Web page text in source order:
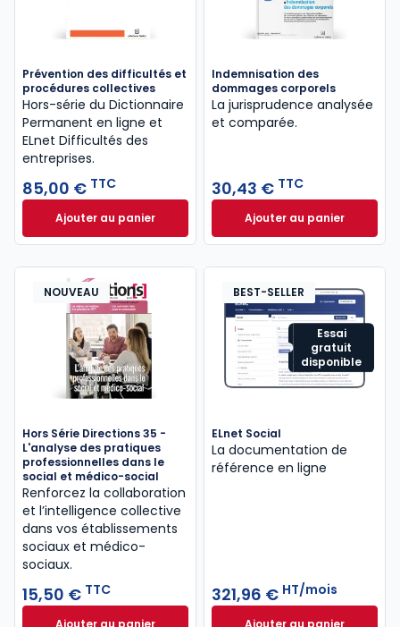
Prévention des difficultés et
procédures collectives
Hors-série du Dictionnaire
Permanent en ligne et
ELnet Difficultés des
entreprises.
85,00 € TTC
Ajouter au panierPrévention des difficultés et procédures
Indemnisation des
dommages corporels
La jurisprudence analysée
et comparée.
30,43 € TTC
Ajouter au panier
Indemnisation
NOUVEAU
Hors Série Directions 35 -
L'analyse des pratiques
professionnelles dans le
social et médico-social
Renforcez la collaboration
et l’intelligence collective
dans vos établissements
sociaux et médico-
sociaux.
15,50 € TTC
Ajouter au panier
Essai
gratuit
disponible
BEST-SELLER
ELnet Social
La documentation de
référence en ligne
321,96 € HT/mois
Ajouter au panier